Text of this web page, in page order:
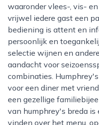
waaronder vlees-, vis-
vrijwel iedere gast een
bediening is attent en
persoonlijk en
selectie wijnen en
aandacht voor
combinaties.
voor een diner met
een gezellige
van humphrey's breda is
vinden over het menu,